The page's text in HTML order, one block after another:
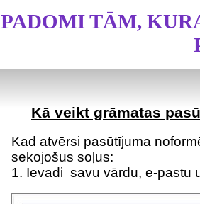
PADOMI TĀM,
Kā veikt grāmatas
Kad atvērsi pasūtījuma
sekojošus soļus:
1. Ievadi savu vārdu, e-pastu